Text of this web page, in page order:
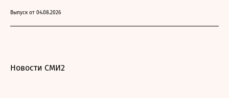
Выпуск от 04.08.2026
Новости СМИ2